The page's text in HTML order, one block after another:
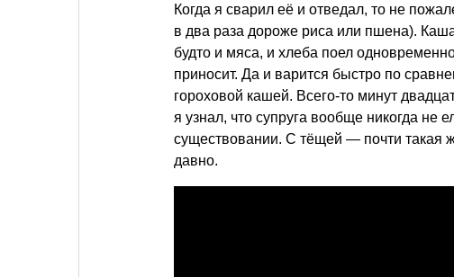
Когда я сварил её и отведал, то не
в два раза дороже риса или пшена).
будто и мяса, и хлеба поел
приносит. Да и варится быстро по
гороховой кашей. Всего-то минут
я узнал, что супруга вообще никогда не
существовании. С тёщей — почти такая
давно.